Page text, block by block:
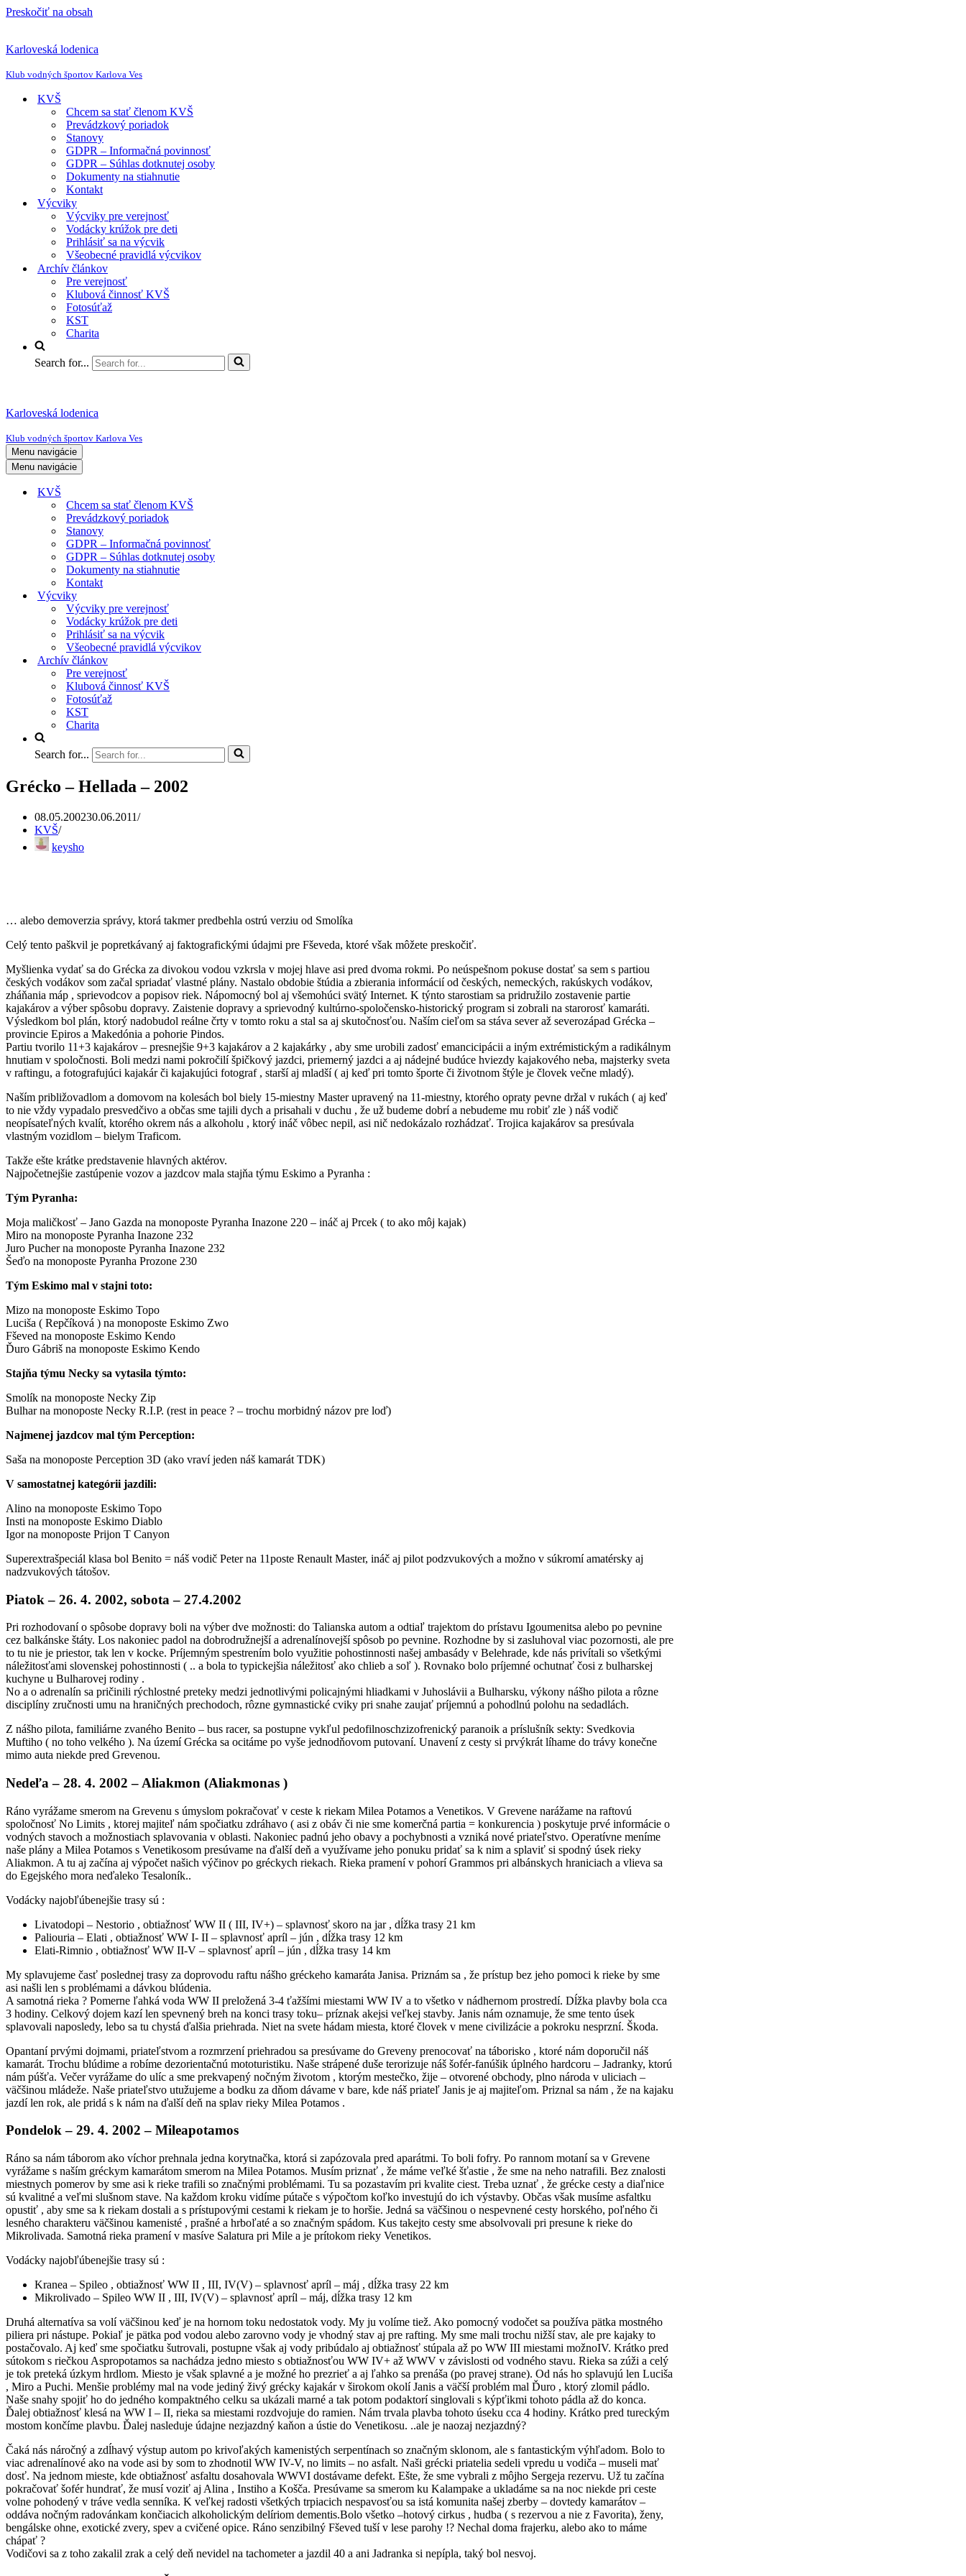
Preskočiť na obsah
Karloveská lodenica
Klub vodných športov Karlova Ves
KVŠ
Chcem sa stať členom KVŠ
Prevádzkový poriadok
Stanovy
GDPR – Informačná povinnosť
GDPR – Súhlas dotknutej osoby
Dokumenty na stiahnutie
Kontakt
Výcviky
Výcviky pre verejnosť
Vodácky krúžok pre deti
Prihlásiť sa na výcvik
Všeobecné pravidlá výcvikov
Archív článkov
Pre verejnosť
Klubová činnosť KVŠ
Fotosúťaž
KST
Charita
Search for...
Karloveská lodenica
Klub vodných športov Karlova Ves
Menu navigácie
Menu navigácie
KVŠ
Chcem sa stať členom KVŠ
Prevádzkový poriadok
Stanovy
GDPR – Informačná povinnosť
GDPR – Súhlas dotknutej osoby
Dokumenty na stiahnutie
Kontakt
Výcviky
Výcviky pre verejnosť
Vodácky krúžok pre deti
Prihlásiť sa na výcvik
Všeobecné pravidlá výcvikov
Archív článkov
Pre verejnosť
Klubová činnosť KVŠ
Fotosúťaž
KST
Charita
Search for...
Grécko – Hellada – 2002
08.05.200230.06.2011
KVŠ
keysho
… alebo demoverzia správy, ktorá takmer predbehla ostrú verziu od Smolíka
Celý tento paškvil je popretkávaný aj faktografickými údajmi pre Fševeda, ktoré však môžete preskočiť.
Myšlienka vydať sa do Grécka za divokou vodou vzkrsla v mojej hlave asi pred dvoma rokmi. Po neúspešnom pokuse dostať sa sem s partiou
českých vodákov som začal spriadať vlastné plány. Nastalo obdobie štúdia a zbierania informácií od českých, nemeckých, rakúskych vodákov,
zháňania máp , sprievodcov a popisov riek. Nápomocný bol aj všemohúci svätý Internet. K týnto starostiam sa pridružilo zostavenie partie
kajakárov a výber spôsobu dopravy. Zaistenie dopravy a sprievodný kultúrno-spoločensko-historický program si zobrali na starorosť kamaráti.
Výsledkom bol plán, ktorý nadobudol reálne črty v tomto roku a stal sa aj skutočnosťou. Naším cieľom sa stáva sever až severozápad Grécka –
provincie Epiros a Makedónia a pohorie Pindos.
Partiu tvorilo 11+3 kajakárov – presnejšie 9+3 kajakárov a 2 kajakárky , aby sme urobili zadosť emancicipácii a iným extrémistickým a radikálnym
hnutiam v spoločnosti. Boli medzi nami pokročilí špičkový jazdci, priemerný jazdci a aj nádejné budúce hviezdy kajakového neba, majsterky sveta
v raftingu, a fotografujúci kajakár či kajakujúci fotograf , starší aj mladší ( aj keď pri tomto športe či životnom štýle je človek večne mladý).
Naším približovadlom a domovom na kolesách bol biely 15-miestny Master upravený na 11-miestny, ktorého opraty pevne držal v rukách ( aj keď
to nie vždy vypadalo presvedčivo a občas sme tajili dych a prisahali v duchu , že už budeme dobrí a nebudeme mu robiť zle ) náš vodič
neopísateľných kvalít, ktorého okrem nás a alkoholu , ktorý ináč vôbec nepil, asi nič nedokázalo rozhádzať. Trojica kajakárov sa presúvala
vlastným vozidlom – bielym Traficom.
Takže ešte krátke predstavenie hlavných aktérov.
Najpočetnejšie zastúpenie vozov a jazdcov mala stajňa týmu Eskimo a Pyranha :
Tým Pyranha:
Moja maličkosť – Jano Gazda na monoposte Pyranha Inazone 220 – ináč aj Prcek ( to ako môj kajak)
Miro na monoposte Pyranha Inazone 232
Juro Pucher na monoposte Pyranha Inazone 232
Šeďo na monoposte Pyranha Prozone 230
Tým Eskimo mal v stajni toto:
Mizo na monoposte Eskimo Topo
Luciša ( Repčíková ) na monoposte Eskimo Zwo
Fševed na monoposte Eskimo Kendo
Ďuro Gábriš na monoposte Eskimo Kendo
Stajňa týmu Necky sa vytasila týmto:
Smolík na monoposte Necky Zip
Bulhar na monoposte Necky R.I.P. (rest in peace ? – trochu morbidný názov pre loď)
Najmenej jazdcov mal tým Perception:
Saša na monoposte Perception 3D (ako vraví jeden náš kamarát TDK)
V samostatnej kategórii jazdili:
Alino na monoposte Eskimo Topo
Insti na monoposte Eskimo Diablo
Igor na monoposte Prijon T Canyon
Superextrašpeciál klasa bol Benito = náš vodič Peter na 11poste Renault Master, ináč aj pilot podzvukových a možno v súkromí amatérsky aj
nadzvukových tátošov.
Piatok – 26. 4. 2002, sobota – 27.4.2002
Pri rozhodovaní o spôsobe dopravy boli na výber dve možnosti: do Talianska autom a odtiaľ trajektom do prístavu Igoumenitsa alebo po pevnine
cez balkánske štáty. Los nakoniec padol na dobrodružnejší a adrenalínovejší spôsob po pevnine. Rozhodne by si zasluhoval viac pozornosti, ale pre
to tu nie je priestor, tak len v kocke. Príjemným spestrením bolo využitie pohostinnosti našej ambasády v Belehrade, kde nás privítali so všetkými
náležitosťami slovenskej pohostinnosti ( .. a bola to typickejšia náležitosť ako chlieb a soľ ). Rovnako bolo príjemné ochutnať čosi z bulharskej
kuchyne u Bulharovej rodiny .
No a o adrenalín sa pričinili rýchlostné preteky medzi jednotlivými policajnými hliadkami v Juhoslávii a Bulharsku, výkony nášho pilota a rôzne
disciplíny zručnosti umu na hraničných prechodoch, rôzne gymnastické cviky pri snahe zaujať príjemnú a pohodlnú polohu na sedadlách.
Z nášho pilota, familiárne zvaného Benito – bus racer, sa postupne vykľul pedofilnoschzizofrenický paranoik a príslušník sekty: Svedkovia
Muftiho ( no toho velkého ). Na území Grécka sa ocitáme po vyše jednodňovom putovaní. Unavení z cesty si prvýkrát líhame do trávy konečne
mimo auta niekde pred Grevenou.
Nedeľa – 28. 4. 2002 – Aliakmon (Aliakmonas )
Ráno vyrážame smerom na Grevenu s úmyslom pokračovať v ceste k riekam Milea Potamos a Venetikos. V Grevene narážame na raftovú
spoločnosť No Limits , ktorej majiteľ nám spočiatku zdráhavo ( asi z obáv či nie sme komerčná partia = konkurencia ) poskytuje prvé informácie o
vodných stavoch a možnostiach splavovania v oblasti. Nakoniec padnú jeho obavy a pochybnosti a vzniká nové priateľstvo. Operatívne meníme
naše plány a Milea Potamos s Venetikosom presúvame na ďalší deň a využívame jeho ponuku pridať sa k nim a splaviť si spodný úsek rieky
Aliakmon. A tu aj začína aj výpočet našich výčinov po gréckych riekach. Rieka pramení v pohorí Grammos pri albánskych hraniciach a vlieva sa
do Egejského mora neďaleko Tesaloník..
Vodácky najobľúbenejšie trasy sú :
Livatodopi – Nestorio , obtiažnosť WW II ( III, IV+) – splavnosť skoro na jar , dĺžka trasy 21 km
Paliouria – Elati , obtiažnosť WW I- II – splavnosť apríl – jún , dĺžka trasy 12 km
Elati-Rimnio , obtiažnosť WW II-V – splavnosť apríl – jún , dĺžka trasy 14 km
My splavujeme časť poslednej trasy za doprovodu raftu nášho gréckeho kamaráta Janisa. Priznám sa , že prístup bez jeho pomoci k rieke by sme
asi našli len s problémami a dávkou blúdenia.
A samotná rieka ? Pomerne ľahká voda WW II preložená 3-4 ťažšími miestami WW IV a to všetko v nádhernom prostredí. Dĺžka plavby bola cca
3 hodiny. Celkový dojem kazí len spevnený breh na konci trasy toku– príznak akejsi veľkej stavby. Janis nám oznamuje, že sme tento úsek
splavovali naposledy, lebo sa tu chystá ďalšia priehrada. Niet na svete hádam miesta, ktoré človek v mene civilizácie a pokroku nesprzní. Škoda.
Opantaní prvými dojmami, priateľstvom a rozmrzení priehradou sa presúvame do Greveny prenocovať na táborisko , ktoré nám doporučil náš
kamarát. Trochu blúdime a robíme dezorientačnú mototuristiku. Naše strápené duše terorizuje náš šofér-fanúšik úplného hardcoru – Jadranky, ktorú
nám púšťa. Večer vyrážame do ulíc a sme prekvapený nočným životom , ktorým mestečko, žije – otvorené obchody, plno národa v uliciach –
väčšinou mládeže. Naše priateľstvo utužujeme a bodku za dňom dávame v bare, kde náš priateľ Janis je aj majiteľom. Priznal sa nám , že na kajaku
jazdí len rok, ale pridá s k nám na ďalší deň na splav rieky Milea Potamos .
Pondelok – 29. 4. 2002 – Mileapotamos
Ráno sa nám táborom ako víchor prehnala jedna korytnačka, ktorá si zapózovala pred aparátmi. To boli fofry. Po rannom motaní sa v Grevene
vyrážame s naším gréckym kamarátom smerom na Milea Potamos. Musím priznať , že máme veľké šťastie , že sme na neho natrafili. Bez znalosti
miestnych pomerov by sme asi k rieke trafili so značnými problémami. Tu sa pozastavím pri kvalite ciest. Treba uznať , že grécke cesty a diaľnice
sú kvalitné a veľmi slušnom stave. Na každom kroku vidíme pútače s výpočtom koľko investujú do ich výstavby. Občas však musíme asfaltku
opustiť , aby sme sa k riekam dostali a s prístupovými cestami k riekam je to horšie. Jedná sa väčšinou o nespevnené cesty horského, poľného či
lesného charakteru väčšinou kamenisté , prašné a hrboľaté a so značným spádom. Kus takejto cesty sme absolvovali pri presune k rieke do
Mikrolivada. Samotná rieka pramení v masíve Salatura pri Mile a je prítokom rieky Venetikos.
Vodácky najobľúbenejšie trasy sú :
Kranea – Spileo , obtiažnosť WW II , III, IV(V) – splavnosť apríl – máj , dĺžka trasy 22 km
Mikrolivado – Spileo WW II , III, IV(V) – splavnosť apríl – máj, dĺžka trasy 12 km
Druhá alternatíva sa volí väčšinou keď je na hornom toku nedostatok vody. My ju volíme tiež. Ako pomocný vodočet sa používa pätka mostného
piliera pri nástupe. Pokiaľ je pätka pod vodou alebo zarovno vody je vhodný stav aj pre rafting. My sme mali trochu nižší stav, ale pre kajaky to
postačovalo. Aj keď sme spočiatku šutrovali, postupne však aj vody pribúdalo aj obtiažnosť stúpala až po WW III miestami možnoIV. Krátko pred
sútokom s riečkou Aspropotamos sa nachádza jedno miesto s obtiažnosťou WW IV+ až WWV v závislosti od vodného stavu. Rieka sa zúži a celý
je tok preteká úzkym hrdlom. Miesto je však splavné a je možné ho prezrieť a aj ľahko sa prenáša (po pravej strane). Od nás ho splavujú len Luciša
, Miro a Puchi. Menšie problémy mal na vode jediný živý grécky kajakár v širokom okolí Janis a väčší problém mal Ďuro , ktorý zlomil pádlo.
Naše snahy spojiť ho do jedného kompaktného celku sa ukázali marné a tak potom podaktorí singlovali s kýpťikmi tohoto pádla až do konca.
Ďalej obtiažnosť klesá na WW I – II, rieka sa miestami rozdvojuje do ramien. Nám trvala plavba tohoto úseku cca 4 hodiny. Krátko pred tureckým
mostom končíme plavbu. Ďalej nasleduje údajne nezjazdný kaňon a ústie do Venetikosu. ..ale je naozaj nezjazdný?
Čaká nás náročný a zdĺhavý výstup autom po krivoľakých kamenistých serpentínach so značným sklonom, ale s fantastickým výhľadom. Bolo to
viac adrenalínové ako na vode asi by som to zhodnotil WW IV-V, no limits – no asfalt. Naši grécki priatelia sedeli vpredu u vodiča – museli mať
dosť. Na jednom mieste, kde obtiažnosť asfaltu dosahovala WWVI dostávame defekt. Ešte, že sme vybrali z môjho Sergeja rezervu. Už tu začína
pokračovať šofér hundrať, že musí voziť aj Alina , Instiho a Košča. Presúvame sa smerom ku Kalampake a ukladáme sa na noc niekde pri ceste
volne pohodený v tráve vedla senníka. K veľkej radosti všetkých trpiacich nespavosťou sa istá komunita našej zberby – dovtedy kamarátov –
oddáva nočným radovánkam končiacich alkoholickým delíriom dementis.Bolo všetko –hotový cirkus , hudba ( s rezervou a nie z Favorita), ženy,
bengálske ohne, exotické zvery, spev a cvičené opice. Ráno senzibilný Fševed tuší v lese parohy !? Nechal doma frajerku, alebo ako to máme
chápať ?
Vodičovi sa z toho zakalil zrak a celý deň nevidel na tachometer a jazdil 40 a ani Jadranka si nepípla, taký bol nesvoj.